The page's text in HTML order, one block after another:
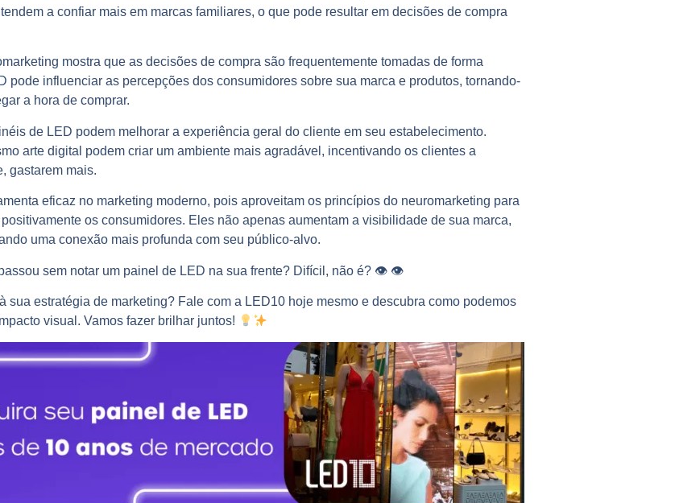
a confiar mais em marcas familiares, o que pode resultar em decisões de compra
mostra que as decisões de compra são frequentemente tomadas de forma
pode influenciar as percepções dos consumidores sobre sua marca e produtos, tornando-
a hora de comprar.
de LED podem melhorar a experiência geral do cliente em seu estabelecimento.
arte digital podem criar um ambiente mais agradável, incentivando os clientes a
gastarem mais.
eficaz no marketing moderno, pois aproveitam os princípios do neuromarketing para
os consumidores. Eles não apenas aumentam a visibilidade de sua marca,
uma conexão mais profunda com seu público-alvo.
sem notar um painel de LED na sua frente? Difícil, não é? 👁 👁
sua estratégia de marketing? Fale com a LED10 hoje mesmo e descubra como podemos
visual. Vamos fazer brilhar juntos!